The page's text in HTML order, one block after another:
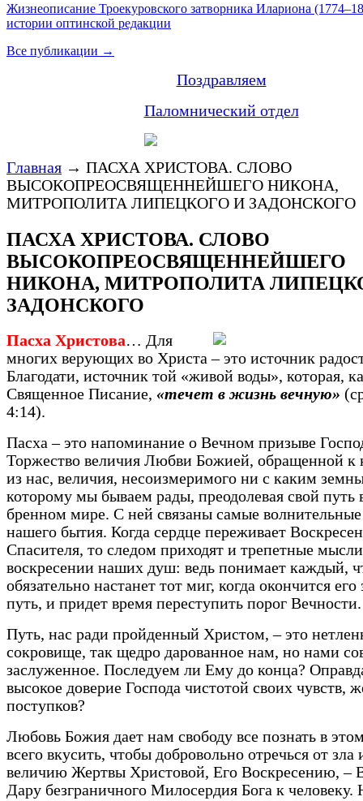
Жизнеописание Троекуровского затворника Илариона
истории оптинской редакции
Все публикации →
Поздравляем
Паломнический отдел
Главная → ПАСХА ХРИСТОВА. СЛОВО
ВЫСОКОПРЕОСВЯЩЕННЕЙШЕГО НИКОНА,
МИТРОПОЛИТА ЛИПЕЦКОГО И ЗАДОНСКОГО
ПАСХА ХРИСТОВА. СЛОВО
ВЫСОКОПРЕОСВЯЩЕННЕЙШЕГО
НИКОНА, МИТРОПОЛИТА
ЗАДОНСКОГО
Пасха Христова… Для
многих верующих во Христа – это источник
Благодати, источник той «живой воды», которая,
Священное Писание, «течет в жизнь вечную»
4:14).
Пасха – это напоминание о Вечном призыве
Торжество величия Любви Божией, обращенной к
из нас, величия, несоизмеримого ни с каким
которому мы бываем рады, преодолевая свой путь
бренном мире. С ней связаны самые
нашего бытия. Когда сердце переживает
Спасителя, то следом приходят и трепетные
воскресении наших душ: ведь понимает каждый,
обязательно настанет тот миг, когда окончится
путь, и придет время переступить порог Вечности.
Путь, нас ради пройденный Христом, – это
сокровище, так щедро дарованное нам, но нами
заслуженное. Последуем ли Ему до конца?
высокое доверие Господа чистотой своих чувств,
поступков?
Любовь Божия дает нам свободу все познать в
всего вкусить, чтобы добровольно отречься от зла
величию Жертвы Христовой, Его Воскресению, –
Дару безграничного Милосердия Бога к человеку.